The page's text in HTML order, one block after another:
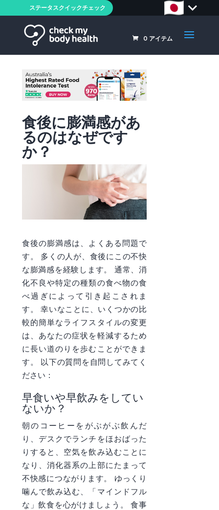
ステータスクイックチェック
0 アイテム
食後に膨満感があ
るのはなぜです
か？
食後の膨満感は、よくある問題で
す。 多くの人が、食後にこの不快
な膨満感を経験します。 通常、消
化不良や特定の種類の食べ物の食
べ過ぎによって引き起こされま
す。 幸いなことに、いくつかの比
較的簡単なライフスタイルの変更
は、あなたの症状を軽減するため
に長い道のりを歩むことができま
す。 以下の質問を自問してみてく
ださい：
早食いや早飲みをしてい
ないか？
朝のコーヒーをがぶがぶ飲んだ
り、デスクでランチをほおばった
りすると、空気を飲み込むことに
なり、消化器系の上部にたまって
不快感につながります。 ゆっくり
噛んで飲み込む、「マインドフル
な」飲食を心がけましょう。 食事